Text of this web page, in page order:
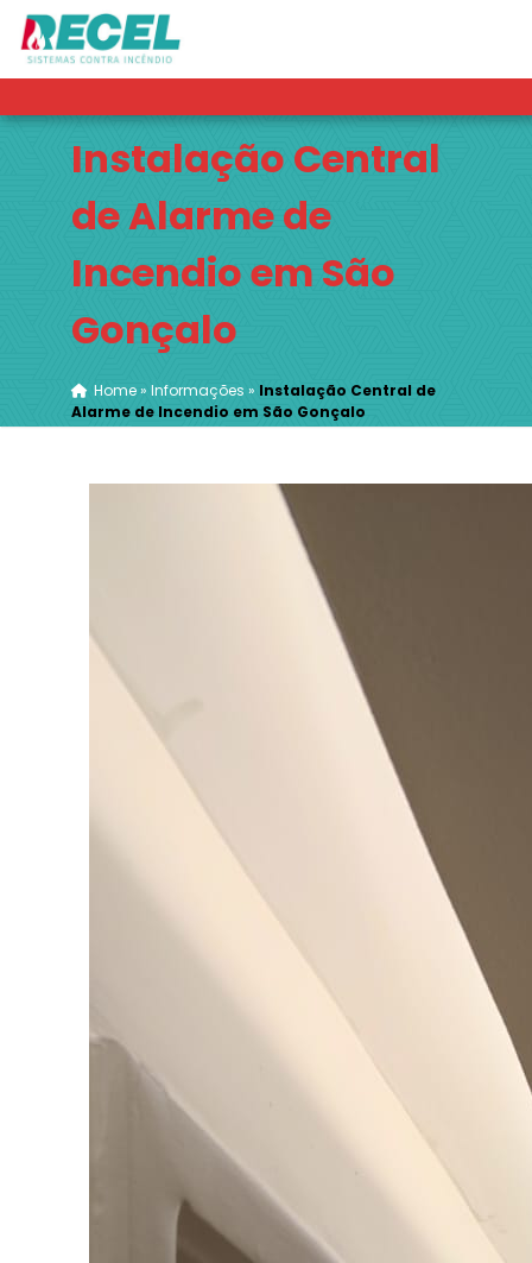
Instalação Central
de Alarme de
Incendio em São
Gonçalo
Home» Informações » Instalação Central de
Alarme de Incendio em São Gonçalo